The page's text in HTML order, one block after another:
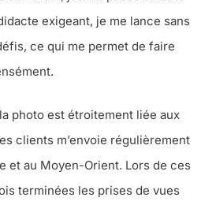
exigeant, je me lance sans
ce qui me permet de faire
photo est étroitement liée aux
clients m’envoie régulièrement
et au Moyen-Orient. Lors de ces
terminées les prises de vues